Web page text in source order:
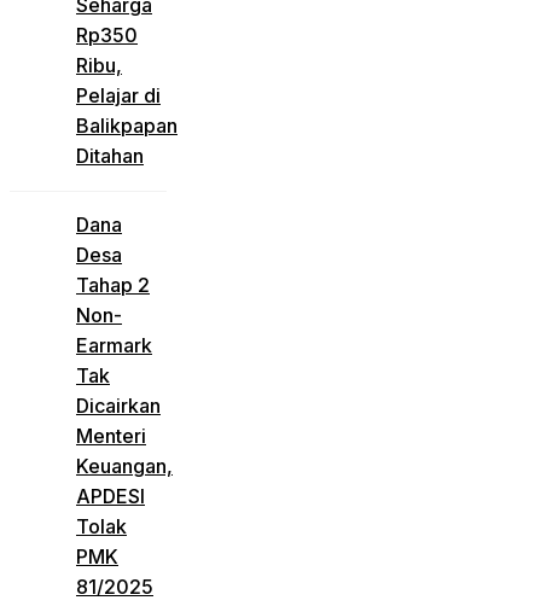
Seharga
Rp350
Ribu,
Pelajar di
Balikpapan
Ditahan
Dana
Desa
Tahap 2
Non-
Earmark
Tak
Dicairkan
Menteri
Keuangan,
APDESI
Tolak
PMK
81/2025